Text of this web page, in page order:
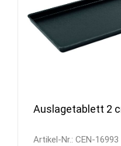
Auslagetablett 2
Artikel-Nr.: CEN-16993